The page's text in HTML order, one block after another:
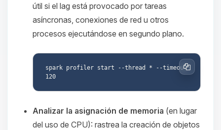
útil si el lag está provocado por tareas
asíncronas, conexiones de red u otros
procesos ejecutándose en segundo plano.
spark profiler start --thread * --timeout
Copiar
Analizar la asignación de memoria (en lugar
del uso de CPU): rastrea la creación de objetos